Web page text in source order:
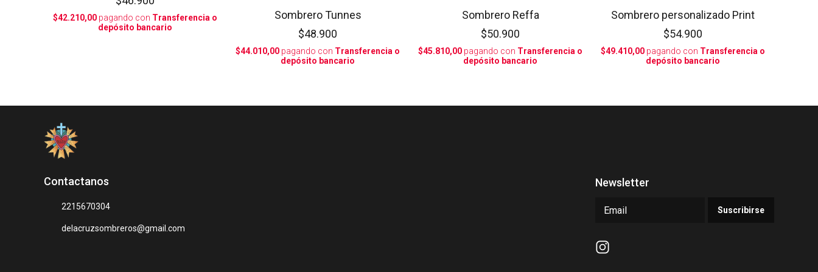
$42.210,00 pagando con Transferencia o
depósito bancario
Sombrero Tunnes
$48.900
$44.010,00 pagando con Transferencia o
depósito bancario
Sombrero Reffa
$50.900
$45.810,00 pagando con Transferencia o
depósito bancario
Sombrero personalizado Print
$54.900
$49.410,00 pagando con Transferencia o
depósito bancario
Contactanos
2215670304
delacruzsombreros@gmail.com
Newsletter
Suscribirse